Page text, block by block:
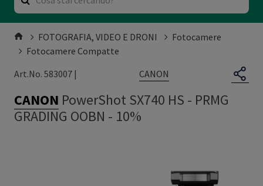
FOTOGRAFIA, VIDEO E DRONI
Fotocamere
Fotocamere Compatte
Art.No. 583007 |
CANON
CANON PowerShot SX740 HS - PRMG
GRADING OOBN - 10%